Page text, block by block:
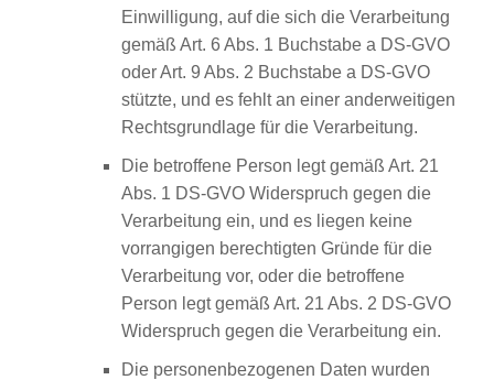
Einwilligung, auf die sich die Verarbeitung
gemäß Art. 6 Abs. 1 Buchstabe a DS-GVO
oder Art. 9 Abs. 2 Buchstabe a DS-GVO
stützte, und es fehlt an einer anderweitigen
Rechtsgrundlage für die Verarbeitung.
Die betroffene Person legt gemäß Art. 21
Abs. 1 DS-GVO Widerspruch gegen die
Verarbeitung ein, und es liegen keine
vorrangigen berechtigten Gründe für die
Verarbeitung vor, oder die betroffene
Person legt gemäß Art. 21 Abs. 2 DS-GVO
Widerspruch gegen die Verarbeitung ein.
Die personenbezogenen Daten wurden